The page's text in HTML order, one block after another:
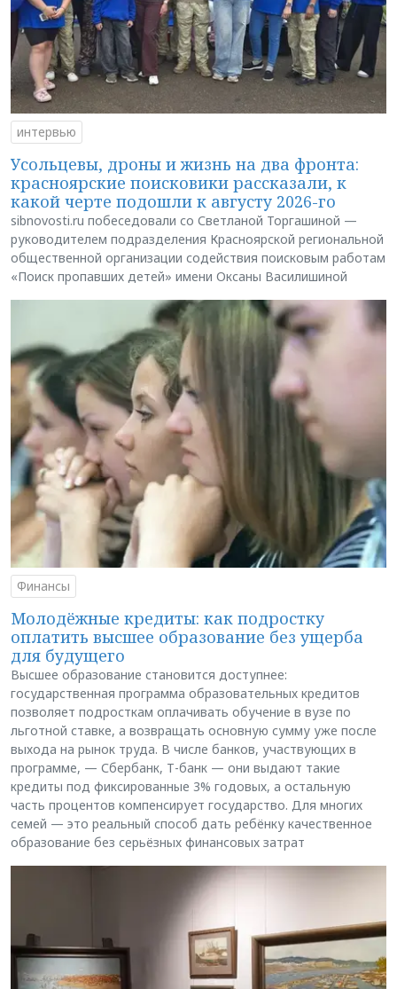
интервью
Усольцевы, дроны и жизнь на два фронта:
красноярские поисковики рассказали, к
какой черте подошли к августу 2026-го
sibnovosti.ru побеседовали со Светланой Торгашиной —
руководителем подразделения Красноярской региональной
общественной организации содействия поисковым работам
«Поиск пропавших детей» имени Оксаны Василишиной
Финансы
Молодёжные кредиты: как подростку
оплатить высшее образование без ущерба
для будущего
Высшее образование становится доступнее:
государственная программа образовательных кредитов
позволяет подросткам оплачивать обучение в вузе по
льготной ставке, а возвращать основную сумму уже после
выхода на рынок труда. В числе банков, участвующих в
программе, — Сбербанк, Т-банк — они выдают такие
кредиты под фиксированные 3% годовых, а остальную
часть процентов компенсирует государство. Для многих
семей — это реальный способ дать ребёнку качественное
образование без серьёзных финансовых затрат